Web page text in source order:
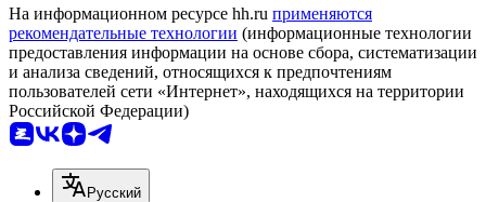
На информационном ресурсе hh.ru применяются
рекомендательные технологии (информационные технологии
предоставления информации на основе сбора, систематизации
и анализа сведений, относящихся к предпочтениям
пользователей сети «Интернет», находящихся на территории
Российской Федерации)
Русский